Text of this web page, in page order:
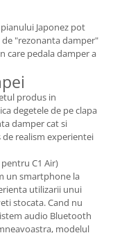
Japonez pot
"rezonanta damper"
care pedala damper a
produs in
degetele de pe clapa
damper cat si
realism experientei
C1 Air)
un smartphone la
utilizarii unui
stocata. Cand nu
audio Bluetooth
modelul